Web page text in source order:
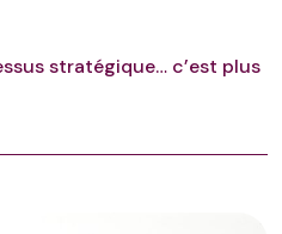
stratégique… c’est plus